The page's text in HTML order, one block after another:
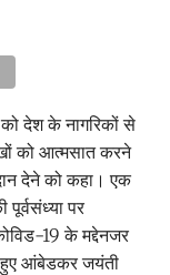
को देश के नागरिकों से
को आत्मसात करने
देने को कहा। एक
पर
19 के मद्देनजर
हुए आंबेडकर जयंती